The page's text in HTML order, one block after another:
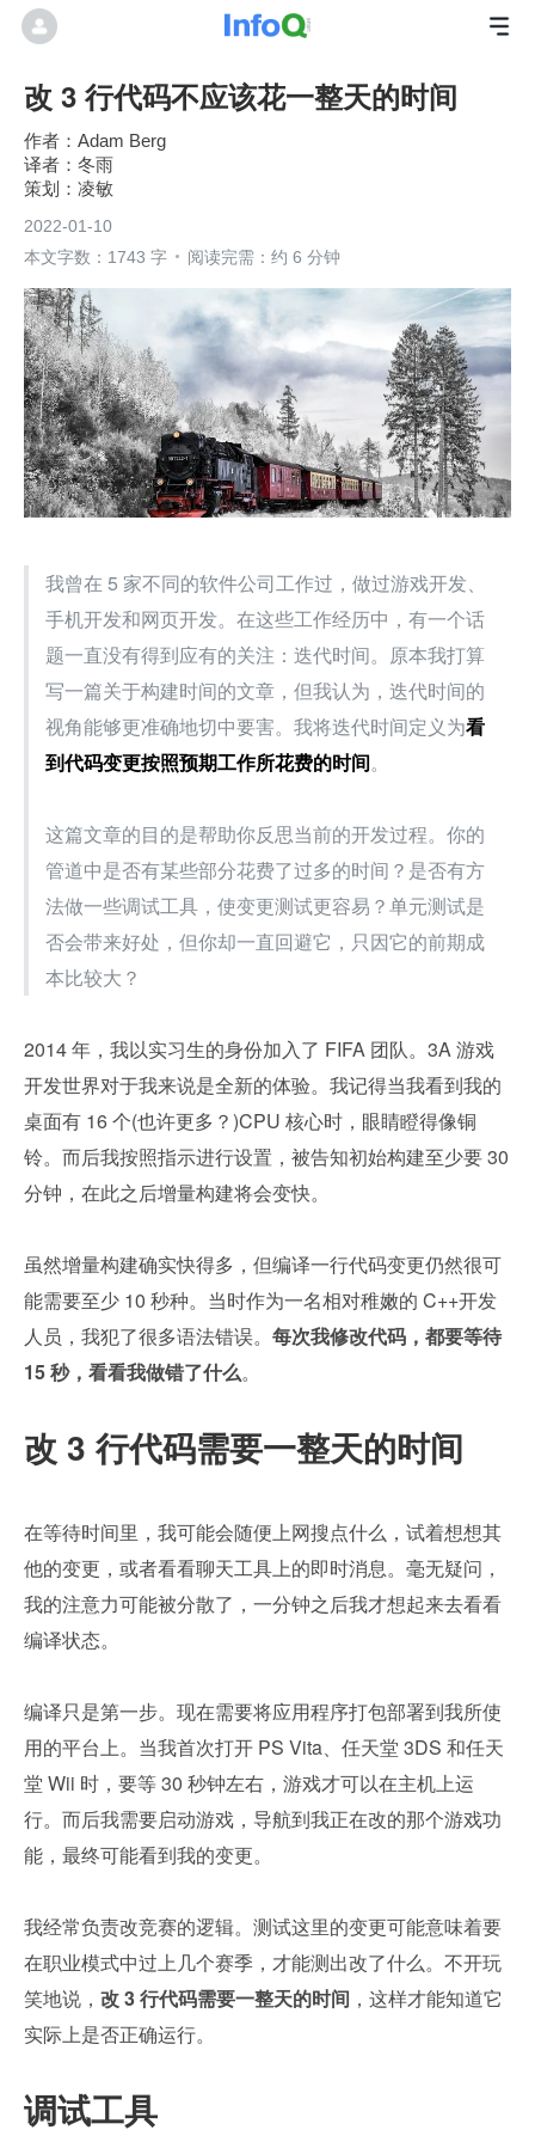
改 3 行代码不应该花一整天的时间
Adam Berg
冬雨
凌敏
2022-01-10
本文字数：1743 字
阅读完需：约 6 分钟
我曾在 5 家不同的软件公司工作过，做过游戏开发、
手机开发和网页开发。在这些工作经历中，有一个话
题一直没有得到应有的关注：迭代时间。原本我打算
写一篇关于构建时间的文章，但我认为，迭代时间的
视角能够更准确地切中要害。我将迭代时间定义为看
到代码变更按照预期工作所花费的时间。
这篇文章的目的是帮助你反思当前的开发过程。你的
管道中是否有某些部分花费了过多的时间？是否有方
法做一些调试工具，使变更测试更容易？单元测试是
否会带来好处，但你却一直回避它，只因它的前期成
本比较大？
2014 年，我以实习生的身份加入了 FIFA 团队。3A 游戏
开发世界对于我来说是全新的体验。我记得当我看到我的
桌面有 16 个(也许更多？)CPU 核心时，眼睛瞪得像铜
铃。而后我按照指示进行设置，被告知初始构建至少要 30
分钟，在此之后增量构建将会变快。
虽然增量构建确实快得多，但编译一行代码变更仍然很可
能需要至少 10 秒种。当时作为一名相对稚嫩的 C++开发
人员，我犯了很多语法错误。 每次我修改代码，都要等待
15 秒，看看我做错了什么。
改 3 行代码需要一整天的时间
在等待时间里，我可能会随便上网搜点什么，试着想想其
他的变更，或者看看聊天工具上的即时消息。毫无疑问，
我的注意力可能被分散了，一分钟之后我才想起来去看看
编译状态。
编译只是第一步。现在需要将应用程序打包部署到我所使
用的平台上。当我首次打开 PS Vita、任天堂 3DS 和任天
堂 Wii 时，要等 30 秒钟左右，游戏才可以在主机上运
行。而后我需要启动游戏，导航到我正在改的那个游戏功
能，最终可能看到我的变更。
我经常负责改竞赛的逻辑。测试这里的变更可能意味着要
在职业模式中过上几个赛季，才能测出改了什么。不开玩
笑地说， 改 3 行代码需要一整天的时间 ，这样才能知道它
实际上是否正确运行。
调试工具